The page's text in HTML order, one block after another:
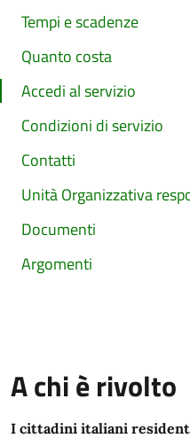
Tempi e scadenze
Quanto costa
Accedi al servizio
Condizioni di servizio
Contatti
Unità Organizzativa
Documenti
Argomenti
A chi è rivolto
I cittadini italiani